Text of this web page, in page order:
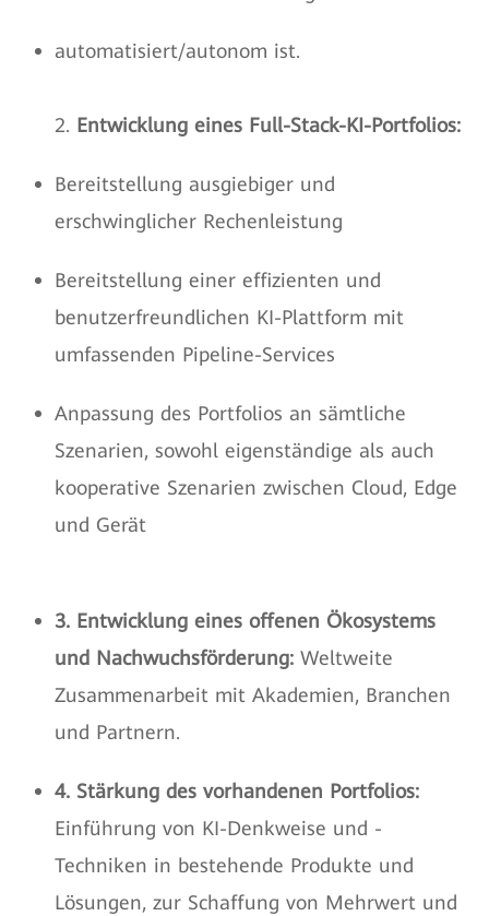
automatisiert/autonom ist.
2. Entwicklung eines Full-Stack-KI-Portfolios:
Bereitstellung ausgiebiger und
erschwinglicher Rechenleistung
Bereitstellung einer effizienten und
benutzerfreundlichen KI-Plattform mit
umfassenden Pipeline-Services
Anpassung des Portfolios an sämtliche
Szenarien, sowohl eigenständige als auch
kooperative Szenarien zwischen Cloud, Edge
und Gerät
3. Entwicklung eines offenen Ökosystems
und Nachwuchsförderung: Weltweite
Zusammenarbeit mit Akademien, Branchen
und Partnern.
4. Stärkung des vorhandenen Portfolios:
Einführung von KI-Denkweise und -
Techniken in bestehende Produkte und
Lösungen, zur Schaffung von Mehrwert und